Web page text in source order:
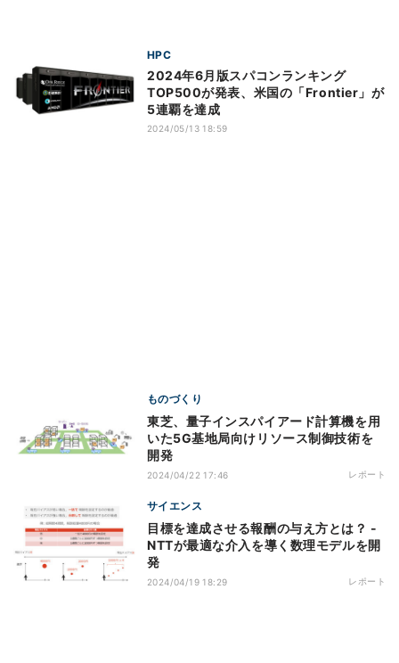
HPC
2024年6月版スパコンランキング
TOP500が発表、米国の「Frontier」が
5連覇を達成
2024/05/13 18:59
ものづくり
東芝、量子インスパイアード計算機を用
いた5G基地局向けリソース制御技術を
開発
2024/04/22 17:46 レポート
サイエンス
目標を達成させる報酬の与え方とは？ -
NTTが最適な介入を導く数理モデルを開
発
2024/04/19 18:29 レポート